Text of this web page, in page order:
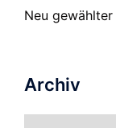
Neu
Archiv